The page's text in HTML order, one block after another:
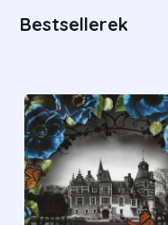
Bestsellerek